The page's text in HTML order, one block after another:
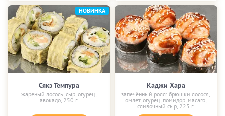
Сякэ Темпура
жареный лосось, сыр, огурец,
авокадо, 250 г.
НОВИНКА
Каджи Хара
запечённый ролл: брюшки лосося,
омлет, огурец, помидор, масаго,
сливочный сыр, 225 г.